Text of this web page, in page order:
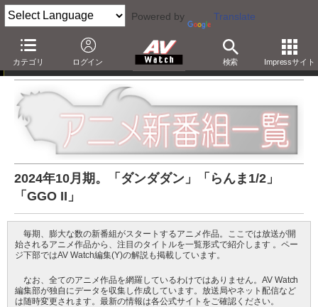
Powered by Translate
カテゴリ ログイン 検索 Impressサイト
アニメ新番組一覧
2024年10月期。「ダンダダン」「らんま1/2」
「GGO II」
毎期、膨大な数の新番組がスタートするアニメ作品。ここでは放送が開
始されるアニメ作品から、注目のタイトルを一覧形式で紹介します 。ペー
ジ下部ではAV Watch編集(Y)の解説も掲載しています。
なお、全てのアニメ作品を網羅しているわけではありません。AV Watch
編集部が独自にデータを収集し作成しています。放送局やネット配信など
は随時変更されます。最新の情報は各公式サイトをご確認ください。